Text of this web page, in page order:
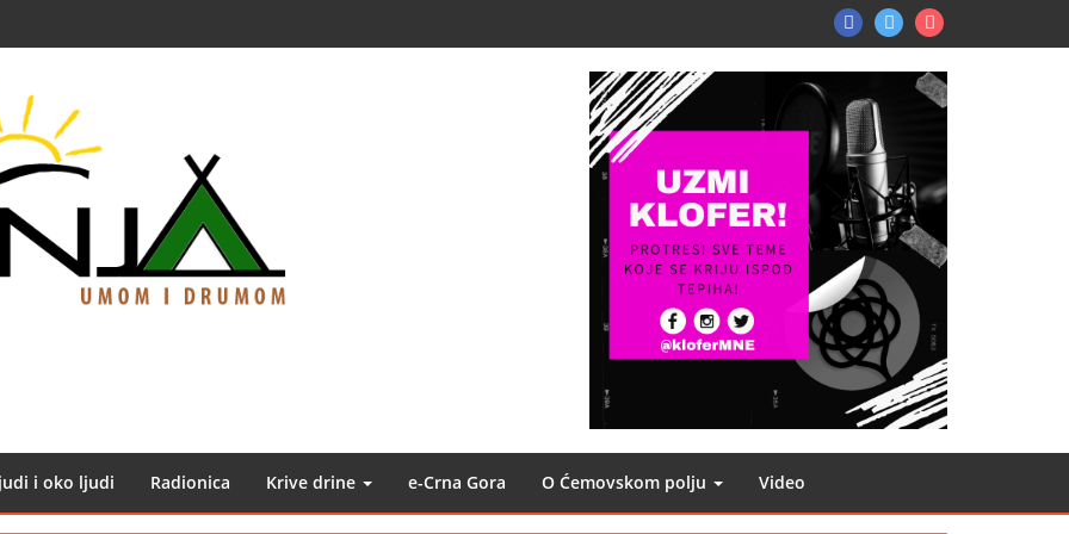
FB TW Instagram
i oko ljudi Radionica Krive drine e-Crna Gora O Ćemovskom polju Video